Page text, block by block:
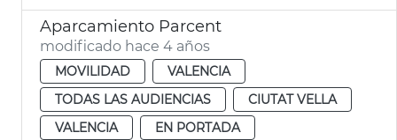
Aparcamiento Parcent
modificado hace 4 años
MOVILIDAD
VALENCIA
TODAS LAS AUDIENCIAS
CIUTAT VELLA
VALENCIA
EN PORTADA